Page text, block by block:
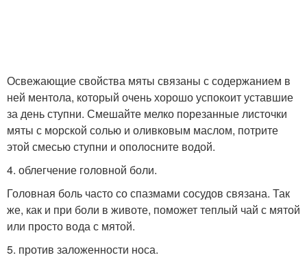
Освежающие свойства мяты связаны с содержанием в
ней ментола, который очень хорошо успокоит уставшие
за день ступни. Смешайте мелко порезанные листочки
мяты с морской солью и оливковым маслом, потрите
этой смесью ступни и ополосните водой.
4. облегчение головной боли.
Головная боль часто со спазмами сосудов связана. Так
же, как и при боли в животе, поможет теплый чай с мятой
или просто вода с мятой.
5. против заложенности носа.